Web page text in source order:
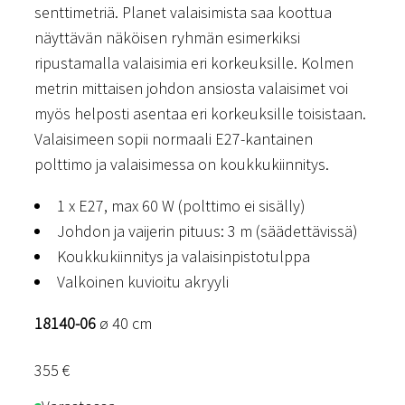
senttimetriä. Planet valaisimista saa koottua
näyttävän näköisen ryhmän esimerkiksi
ripustamalla valaisimia eri korkeuksille. Kolmen
metrin mittaisen johdon ansiosta valaisimet voi
myös helposti asentaa eri korkeuksille toisistaan.
Valaisimeen sopii normaali E27-kantainen
polttimo ja valaisimessa on koukkukiinnitys.
1 x E27, max 60 W (polttimo ei sisälly)
Johdon ja vaijerin pituus: 3 m (säädettävissä)
Koukkukiinnitys ja valaisinpistotulppa
Valkoinen kuvioitu akryyli
18140-06 ø 40 cm
355 €